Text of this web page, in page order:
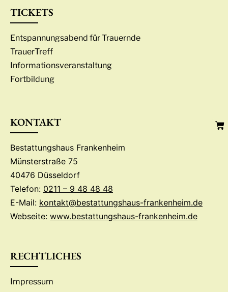
TICKETS
Entspannungsabend für Trauernde
TrauerTreff
Informationsveranstaltung
Fortbildung
KONTAKT
Bestattungshaus Frankenheim
Münsterstraße 75
40476 Düsseldorf
Telefon: 0211 – 9 48 48 48
E-Mail: kontakt@bestattungshaus-frankenheim.de
Webseite: www.bestattungshaus-frankenheim.de
RECHTLICHES
Impressum